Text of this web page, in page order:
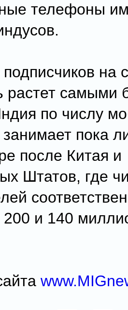
телефоны
на
растет самыми
по числу
пока
после Китая и
Штатов, где
200 и 140